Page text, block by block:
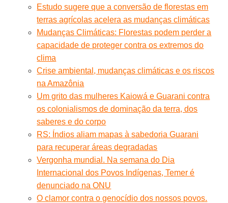
Estudo sugere que a conversão de florestas em
terras agrícolas acelera as mudanças climáticas
Mudanças Climáticas: Florestas podem perder a
capacidade de proteger contra os extremos do
clima
Crise ambiental, mudanças climáticas e os riscos
na Amazônia
Um grito das mulheres Kaiowá e Guarani contra
os colonialismos de dominação da terra, dos
saberes e do corpo
RS: Índios aliam mapas à sabedoria Guarani
para recuperar áreas degradadas
Vergonha mundial. Na semana do Dia
Internacional dos Povos Indígenas, Temer é
denunciado na ONU
O clamor contra o genocídio dos nossos povos.